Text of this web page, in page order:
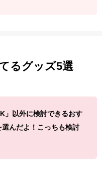
るグッズ5選
」以外に検討できるおす
んだよ！こっちも検討